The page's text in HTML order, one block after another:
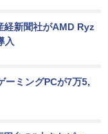
経新聞社がAMD Ryz
入
ーミングPCが7万5,